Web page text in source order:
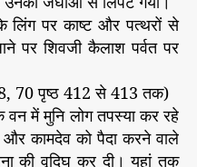
पर काष्ट और पत्थरों से
पर शिवजी कैलाश पर्वत पर
70 पृष्ठ 412 से 413 तक)
वन में मुनि लोग तपस्या कर रहे
कामदेव को पैदा करने वाले
की वृद्घि कर दी। यहां तक